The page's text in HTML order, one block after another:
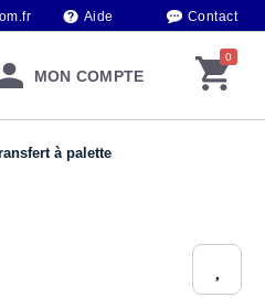
Aide Contact
MON COMPTE
à palette